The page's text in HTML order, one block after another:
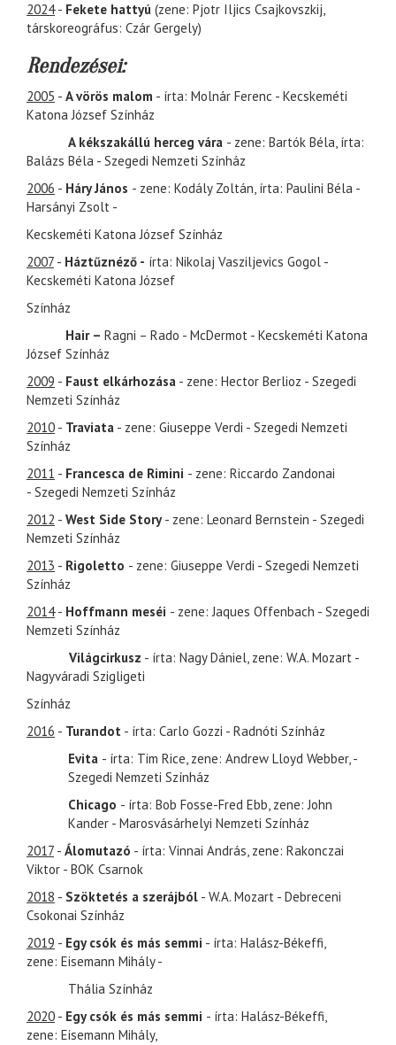
2024- Fekete hattyú (zene: Pjotr Iljics Csajkovszkij,
társkoreográfus: Czár Gergely)
Rendezései:
2005 - A vörös malom - írta: Molnár Ferenc - Kecskeméti
Katona József Színház
A kékszakállú herceg vára - zene: Bartók Béla, írta:
Balázs Béla - Szegedi Nemzeti Színház
2006 - Háry János - zene: Kodály Zoltán, írta: Paulini Béla -
Harsányi Zsolt -
Kecskeméti Katona József Színház
2007 - Háztűznéző - írta: Nikolaj Vasziljevics Gogol -
Kecskeméti Katona József
Színház
Hair – Ragni – Rado - McDermot - Kecskeméti Katona
József Színház
2009 - Faust elkárhozása - zene: Hector Berlioz - Szegedi
Nemzeti Színház
2010 - Traviata - zene: Giuseppe Verdi - Szegedi Nemzeti
Színház
2011 - Francesca de Rimini - zene: Riccardo Zandonai
- Szegedi Nemzeti Színház
2012 - West Side Story- zene: Leonard Bernstein - Szegedi
Nemzeti Színház
2013 - Rigoletto - zene: Giuseppe Verdi - Szegedi Nemzeti
Színház
2014- Hoffmann meséi - zene: Jaques Offenbach - Szegedi
Nemzeti Színház
Világcirkusz - írta: Nagy Dániel, zene: W.A. Mozart -
Nagyváradi Szigligeti
Színház
2016 - Turandot - írta: Carlo Gozzi - Radnóti Színház
Evita - írta: Tim Rice, zene: Andrew Lloyd Webber, -
Szegedi Nemzeti Színház
Chicago - írta: Bob Fosse-Fred Ebb, zene: John
Kander - Marosvásárhelyi Nemzeti Színház
2017 - Álomutazó - írta: Vinnai András, zene: Rakonczai
Viktor - BOK Csarnok
2018 - Szöktetés a szerájból - W.A. Mozart - Debreceni
Csokonai Színház
2019 - Egy csók és más semmi - írta: Halász-Békeffi,
zene: Eisemann Mihály -
Thália Színház
2020 - Egy csók és más semmi - írta: Halász-Békeffi,
zene: Eisemann Mihály,